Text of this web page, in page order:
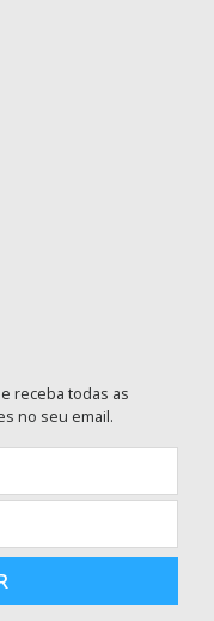
receba todas as
no seu email.